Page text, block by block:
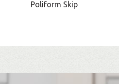
Poliform Skip